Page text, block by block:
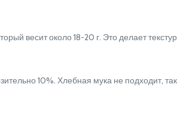
весит около 18-20 г. Это делает
10%. Хлебная мука не подходит, так